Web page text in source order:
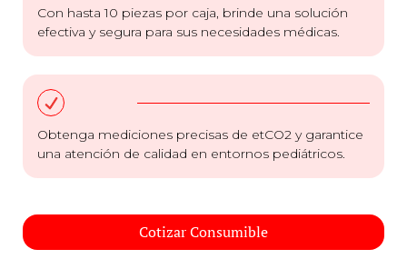
Con hasta 10 piezas por caja, brinde una solución
efectiva y segura para sus necesidades médicas.
Obtenga mediciones precisas de etCO2 y garantice
una atención de calidad en entornos pediátricos.
Cotizar Consumible